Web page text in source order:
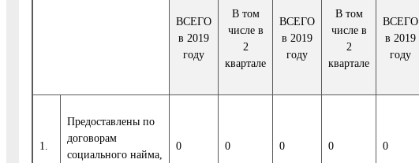
ВСЕГО
в 2019
году
В том
числе в
2
квартале
ВСЕГО
в 2019
году
В том
числе в
2
квартале
ВСЕГО
в 2019
году
1.
Предоставлены по
договорам
социального найма,
0 0 0 0 0